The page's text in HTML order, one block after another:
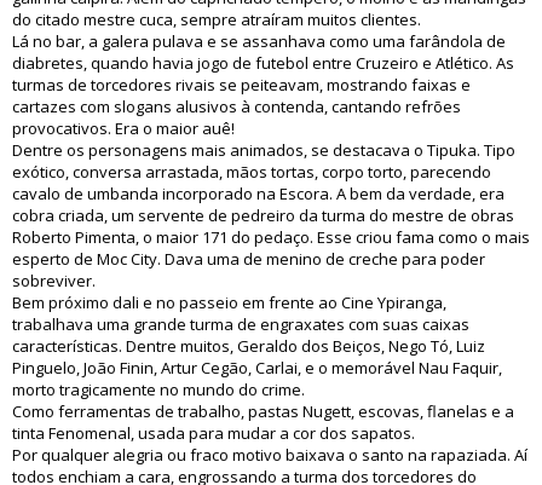
do citado mestre cuca, sempre atraíram muitos clientes.
Lá no bar, a galera pulava e se assanhava como uma farândola de
diabretes, quando havia jogo de futebol entre Cruzeiro e Atlético. As
turmas de torcedores rivais se peiteavam, mostrando faixas e
cartazes com slogans alusivos à contenda, cantando refrões
provocativos. Era o maior auê!
Dentre os personagens mais animados, se destacava o Tipuka. Tipo
exótico, conversa arrastada, mãos tortas, corpo torto, parecendo
cavalo de umbanda incorporado na Escora. A bem da verdade, era
cobra criada, um servente de pedreiro da turma do mestre de obras
Roberto Pimenta, o maior 171 do pedaço. Esse criou fama como o mais
esperto de Moc City. Dava uma de menino de creche para poder
sobreviver.
Bem próximo dali e no passeio em frente ao Cine Ypiranga,
trabalhava uma grande turma de engraxates com suas caixas
características. Dentre muitos, Geraldo dos Beiços, Nego Tó, Luiz
Pinguelo, João Finin, Artur Cegão, Carlai, e o memorável Nau Faquir,
morto tragicamente no mundo do crime.
Como ferramentas de trabalho, pastas Nugett, escovas, flanelas e a
tinta Fenomenal, usada para mudar a cor dos sapatos.
Por qualquer alegria ou fraco motivo baixava o santo na rapaziada. Aí
todos enchiam a cara, engrossando a turma dos torcedores do